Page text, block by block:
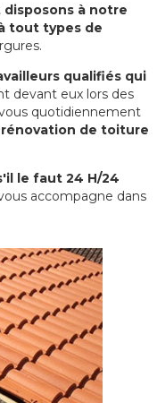
à notre
tout types de
qualifiés qui
devant eux lors des
quotidiennement
rénovation de toiture
le faut 24 H/24
accompagne dans